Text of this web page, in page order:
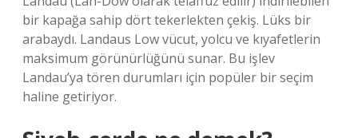
bir kapağa sahip dört tekerlekten çekiş. Lüks bir
arabaydı. Landaus Low vücut, yolcu ve kıyafetlerin
maksimum görünürlüğünü sunar. Bu işlev
Landau’ya tören durumları için popüler bir seçim
haline getiriyor.